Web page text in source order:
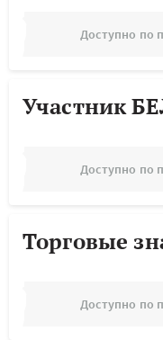
Доступно по
Участник
Доступно по
Торговые
Доступно по